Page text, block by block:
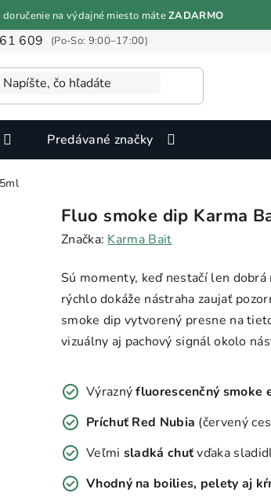
doručenie na výdajné miesto máteZADARMO
údajov Informácie o cookies
609
Predávané značky
Fluo smoke dip Karma
Značka: Karma Bait
Sú momenty, keď nestačí len
rýchlo dokáže nástraha zaujať
smoke dip vytvorený presne na
vizuálny aj pachový signál okolo
Výraznýfluorescenčný smoke
Príchuť Red Nubia (červený
Veľmi sladká chuťvďaka
Vhodný na boilies, pelety aj